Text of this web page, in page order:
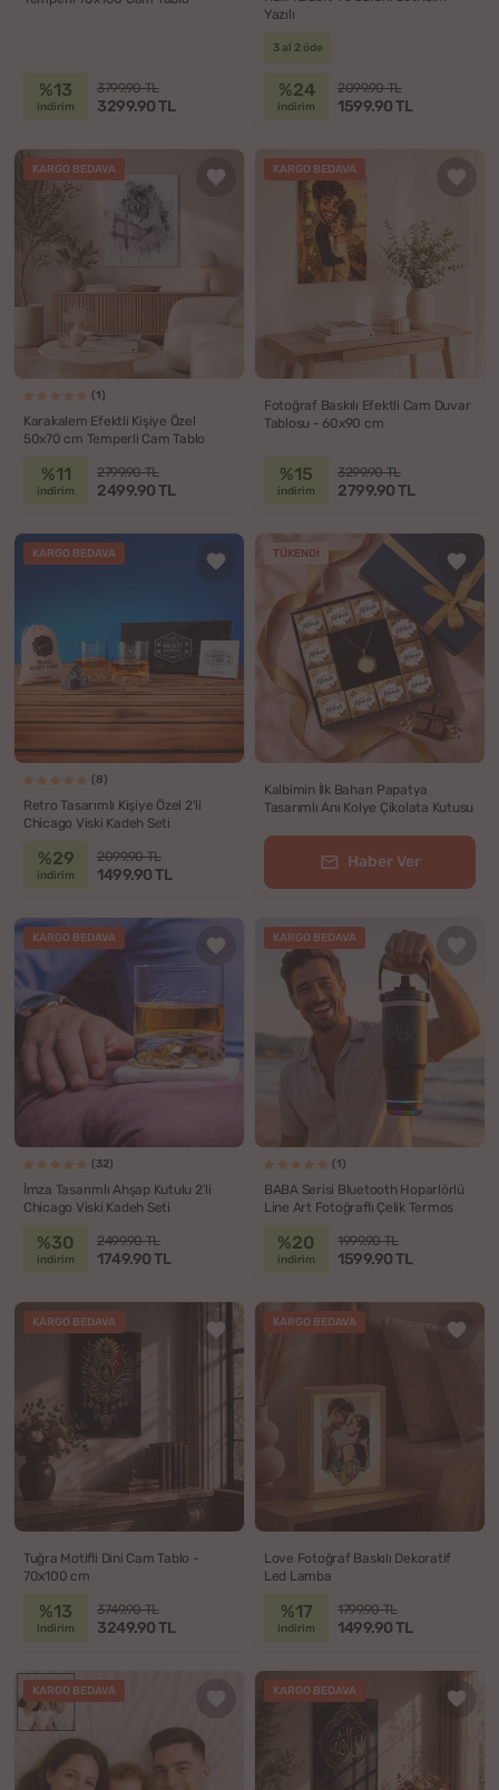
%13
indirim
3799.90 TL
3299.90 TL
Yazılı
3 al 2 öde
%24
indirim
2099.90 TL
1599.90 TL
KARGO BEDAVA
(1)
Karakalem Efektli Kişiye Özel
50x70 cm Temperli Cam Tablo
%11
indirim
2799.90 TL
2499.90 TL
KARGO BEDAVA
Fotoğraf Baskılı Efektli Cam Duvar
Tablosu - 60x90 cm
%15
indirim
3299.90 TL
2799.90 TL
KARGO BEDAVA
(8)
Retro Tasarımlı Kişiye Özel 2'li
Chicago Viski Kadeh Seti
%29
indirim
2099.90 TL
1499.90 TL
TÜKENDI
Kalbimin İlk Baharı Papatya
Tasarımlı Anı Kolye Çikolata Kutusu
Haber Ver
KARGO BEDAVA
(32)
İmza Tasarımlı Ahşap Kutulu 2'li
Chicago Viski Kadeh Seti
%30
indirim
2499.90 TL
1749.90 TL
KARGO BEDAVA
(1)
BABA Serisi Bluetooth Hoparlörlü
Line Art Fotoğraflı Çelik Termos
%20
indirim
1999.90 TL
1599.90 TL
KARGO BEDAVA
Tuğra Motifli Dini Cam Tablo -
70x100 cm
%13
indirim
3749.90 TL
3249.90 TL
KARGO BEDAVA
Love Fotoğraf Baskılı Dekoratif
Led Lamba
%17
indirim
1799.90 TL
1499.90 TL
KARGO BEDAVA KARGO BEDAVA